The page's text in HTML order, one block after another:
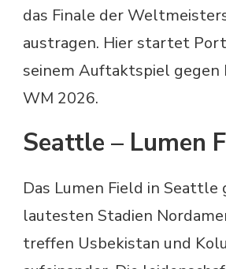
das Finale der
austragen. Hier startet
seinem Auftaktspiel gegen
WM 2026.
Seattle – Lumen
Das Lumen Field in Seattle
lautesten Stadien
treffen Usbekistan und